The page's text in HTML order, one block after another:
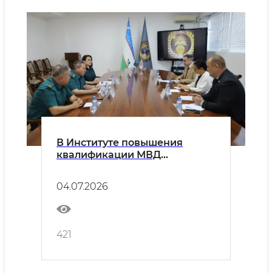
В Институте повышения
квалификации МВД
сотрудничества с делегацией
Международного комитета
Красного Креста
04.07.2026
421